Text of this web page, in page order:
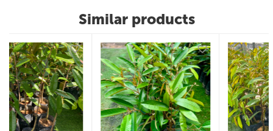
Similar products